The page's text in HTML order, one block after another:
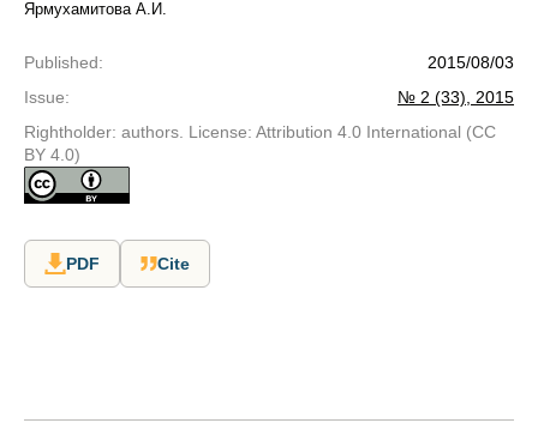
Ярмухамитова А.И.
Published:
2015/08/03
Issue:
№ 2 (33), 2015
Rightholder: authors. License: Attribution 4.0 International (CC
BY 4.0)
PDF Cite